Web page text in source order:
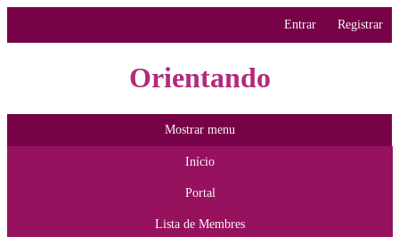
Entrar Registrar
Orientando
Mostrar menu
Início
Portal
Lista de Membres